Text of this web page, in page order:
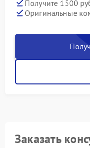
Получите 1500
Оригинальные
Заказать